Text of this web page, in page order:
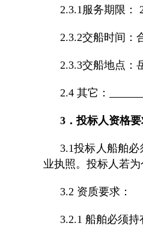
2.3.1服务期限：
2.3.2交船时间：
2.3.3交船地点：
2.4 其它：
3．投标人资格
3.1投标人船舶
业执照。投标人若为
3.2 资质要求：
3.2.1 船舶必须